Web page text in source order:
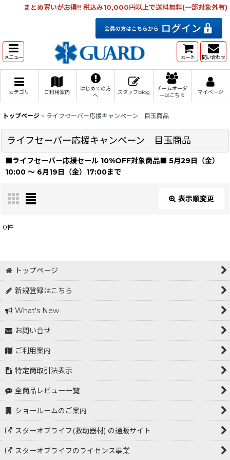
まとめ買いがお得!! 税込み10,000円以上で送料無料(一部対象外有)
メニュー カート 問い合わせ
カテゴリ ご利用案内
はじめての方
へ
スタッフblog
チームオーダ
ーはこちら
マイページ
トップページ > ライフセーバー応援キャンペーン 目玉商品
ライフセーバー応援キャンペーン 目玉商品
■ライフセーバー応援セール 10%OFF対象商品■ 5月29日（金）
10:00 〜 6月19日（金）17:00まで
表示順変更
並び順:
0件
トップページ
新規登録はこちら
What's New
お問い合せ
ご利用案内
特定商取引法表示
全商品レビュー一覧
ショールームのご案内
スターオブライフ(救助器材) の通販サイト
スターオブライフのライセンス事業